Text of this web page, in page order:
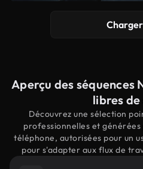
Aperçu des séquences
libres
Découvrez une sélection
professionnelles et
téléphone, autorisées pour un
pour s'adapter aux flux de